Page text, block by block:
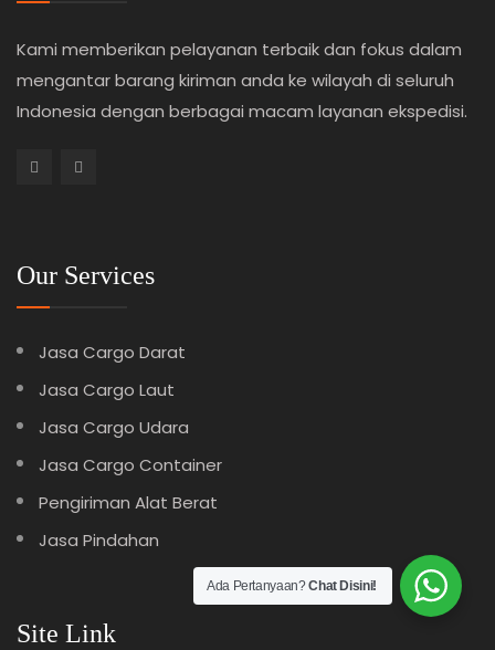
Kami memberikan pelayanan terbaik dan fokus dalam
mengantar barang kiriman anda ke wilayah di seluruh
Indonesia dengan berbagai macam layanan ekspedisi.
Our Services
Jasa Cargo Darat
Jasa Cargo Laut
Jasa Cargo Udara
Jasa Cargo Container
Pengiriman Alat Berat
Jasa Pindahan
Site Link
Ada Pertanyaan?Chat Disini!